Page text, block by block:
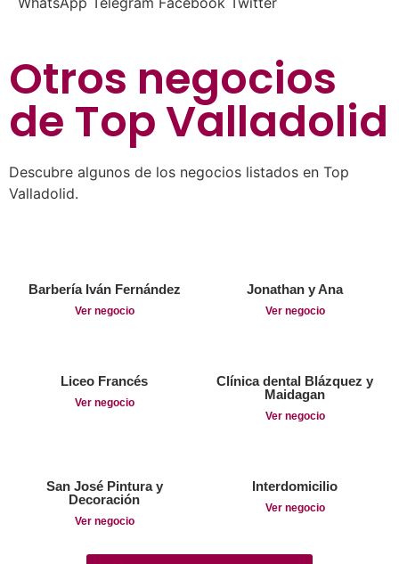
Otros negocios
de Top Valladolid
Descubre algunos de los negocios listados en Top
Valladolid.
Barbería Iván Fernández
Ver negocio
Jonathan y Ana
Ver negocio
Liceo Francés
Ver negocio
Clínica dental Blázquez y
Maidagan
Ver negocio
San José Pintura y
Decoración
Ver negocio
Interdomicilio
Ver negocio